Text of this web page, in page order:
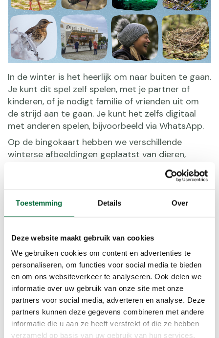
Toestemming Details Over
Deze website maakt gebruik van cookies
We gebruiken cookies om content en advertenties te
personaliseren, om functies voor social media te bieden
en om ons websiteverkeer te analyseren. Ook delen we
informatie over uw gebruik van onze site met onze
partners voor social media, adverteren en analyse. Deze
partners kunnen deze gegevens combineren met andere
informatie die u aan ze heeft verstrekt of die ze hebben
verzameld op basis van uw gebruik van hun services.
In de winter is het heerlijk om naar buiten te gaan.
Je kunt dit spel zelf spelen, met je partner of
kinderen, of je nodigt familie of vrienden uit om
de strijd aan te gaan. Je kunt het zelfs digitaal
met anderen spelen, bijvoorbeeld via WhatsApp.
Op de bingokaart hebben we verschillende
winterse afbeeldingen geplaatst van dieren,
planten en andere winterse fenomenen. Je
spreekt met iemand af om tegelijk te gaan
wandelen en opzoek te gaan naar de
afbeeldingen op de bingokaart. Wie als eerst
bingo heeft wint!
bestand downloaden van de bingokaart.
Winter Wandel Bingokaart
Wat staat er op de bingokaart?
Van links naar rechts zijn de volgende dieren,